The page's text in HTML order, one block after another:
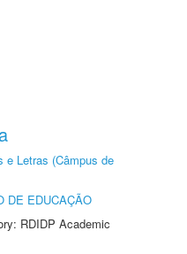
e Letras (Câmpus de
DE EDUCAÇÃO
RDIDP Academic